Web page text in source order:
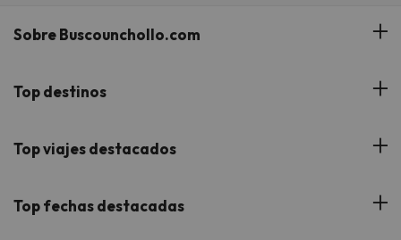
Sobre Buscounchollo.com
¿Quiénes somos?
Buscounchollo en los medios
Top destinos
Hoteles Andalucía
Hoteles Cataluña
Top viajes destacados
Viajes con Niños
Top fechas destacadas